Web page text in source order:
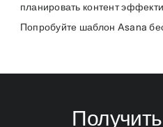
планировать контент
Попробуйте шаблон Asana